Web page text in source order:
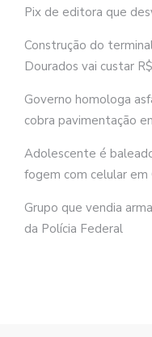
Pix de editora que
Construção do
Dourados vai custar
Governo homologa
cobra pavimentação
Adolescente é
fogem com celular em
Grupo que vendia
da Polícia Federal